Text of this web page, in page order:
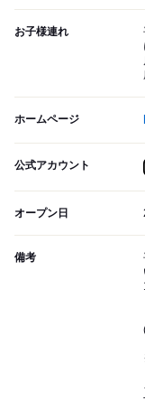
お子様連れ
ホームページ
公式アカウント
オープン日
備考